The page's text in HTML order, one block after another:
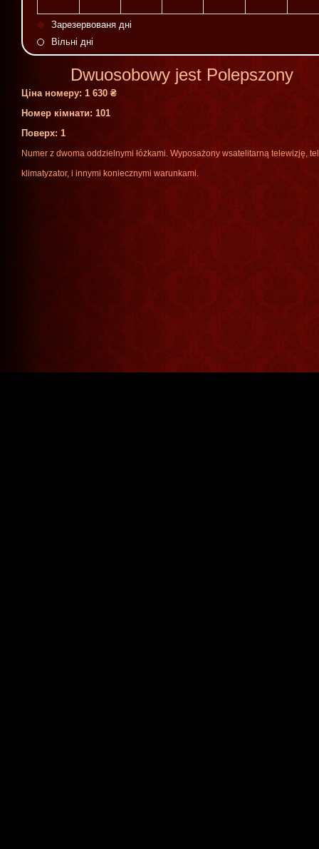
Зарезервованя дні
Вільні дні
Dwuosobowy jest Polepszony
Ціна номеру: 1 630 ₴
Номер кімнати: 101
Поверх: 1
Numer z dwoma oddzielnymi łóżkami. Wyposażony wsatelitarną telewizję,
klimatyzator, i innymi koniecznymi warunkami.